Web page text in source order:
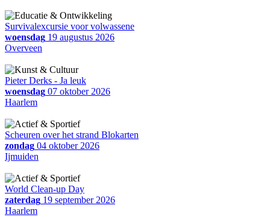
Survivalexcursie voor volwassene
woensdag 19 augustus 2026
Overveen
Pieter Derks - Ja leuk
woensdag 07 oktober 2026
Haarlem
Scheuren over het strand Blokarten
zondag 04 oktober 2026
Ijmuiden
World Clean-up Day
zaterdag 19 september 2026
Haarlem